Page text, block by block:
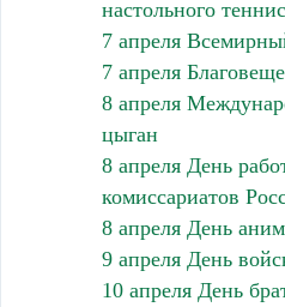
настольного
7 апреля
7 апреля
8 апреля
цыган
8 апреля День
комиссариатов
8 апреля День
9 апреля День
10 апреля День